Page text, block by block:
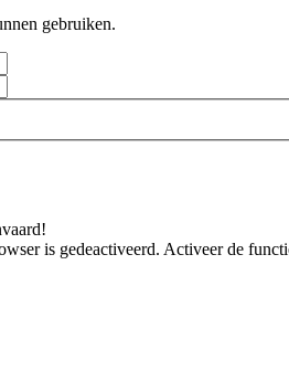
gebruiken.
is gedeactiveerd. Activeer de